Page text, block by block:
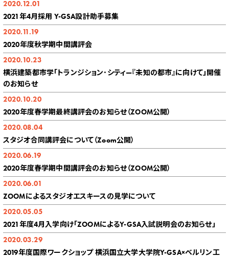
2020.12.01
2021年4月採用 Y-GSA設計助手募集
2020.11.19
2020年度秋学期中間講評会
2020.10.23
横浜建築都市学「トランジション･シティ—『未知の都市』に向けて」開催
のお知らせ
2020.10.20
2020年度春学期最終講評会のお知らせ（ZOOM公開）
2020.08.04
スタジオ合同講評会について（Zoom公開）
2020.06.19
2020年度春学期中間講評会のお知らせ（ZOOM公開）
2020.06.01
ZOOMによるスタジオエスキースの見学について
2020.05.05
2021年度4月入学向け「ZOOMによるY-GSA入試説明会のお知らせ」
2020.03.29
2019年度国際ワークショップ 横浜国立大学大学院Y-GSA×ベルリン工